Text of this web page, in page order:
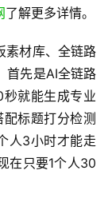
了解更多详情。
素材库、全链路
首先是AI全链路
就能生成专业
标题打分检测
人3小时才能走
只要1个人30